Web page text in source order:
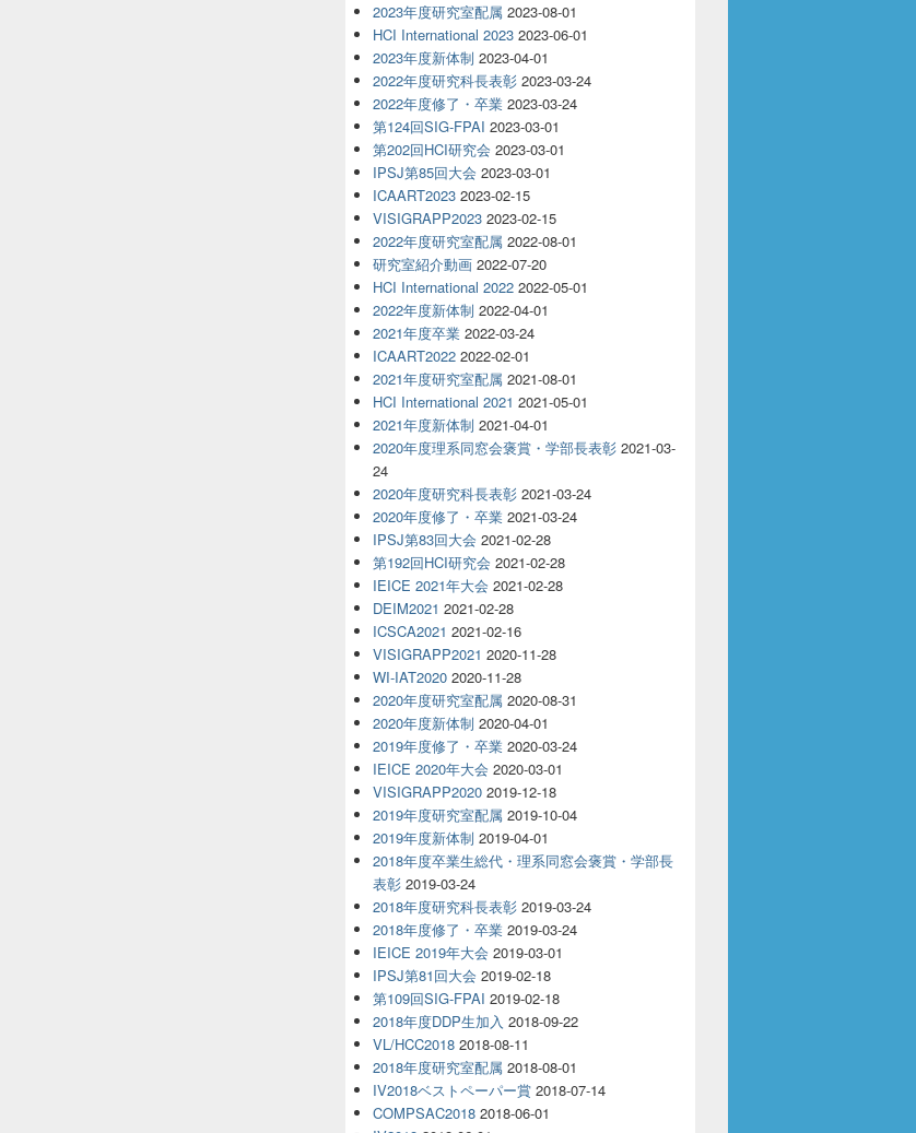
2023年度研究室配属 2023-08-01
HCI International 2023 2023-06-01
2023年度新体制 2023-04-01
2022年度研究科長表彰 2023-03-24
2022年度修了・卒業 2023-03-24
第124回SIG-FPAI 2023-03-01
第202回HCI研究会 2023-03-01
IPSJ第85回大会 2023-03-01
ICAART2023 2023-02-15
VISIGRAPP2023 2023-02-15
2022年度研究室配属 2022-08-01
研究室紹介動画 2022-07-20
HCI International 2022 2022-05-01
2022年度新体制 2022-04-01
2021年度卒業 2022-03-24
ICAART2022 2022-02-01
2021年度研究室配属 2021-08-01
HCI International 2021 2021-05-01
2021年度新体制 2021-04-01
2020年度理系同窓会褒賞・学部長表彰 2021-03-
24
2020年度研究科長表彰 2021-03-24
2020年度修了・卒業 2021-03-24
IPSJ第83回大会 2021-02-28
第192回HCI研究会 2021-02-28
IEICE 2021年大会 2021-02-28
DEIM2021 2021-02-28
ICSCA2021 2021-02-16
VISIGRAPP2021 2020-11-28
WI-IAT2020 2020-11-28
2020年度研究室配属 2020-08-31
2020年度新体制 2020-04-01
2019年度修了・卒業 2020-03-24
IEICE 2020年大会 2020-03-01
VISIGRAPP2020 2019-12-18
2019年度研究室配属 2019-10-04
2019年度新体制 2019-04-01
2018年度卒業生総代・理系同窓会褒賞・学部長
表彰 2019-03-24
2018年度研究科長表彰 2019-03-24
2018年度修了・卒業 2019-03-24
IEICE 2019年大会 2019-03-01
IPSJ第81回大会 2019-02-18
第109回SIG-FPAI 2019-02-18
2018年度DDP生加入 2018-09-22
VL/HCC2018 2018-08-11
2018年度研究室配属 2018-08-01
IV2018ベストペーパー賞 2018-07-14
COMPSAC2018 2018-06-01